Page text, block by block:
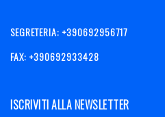
SEGRETERIA: +390692956717
FAX: +390692933428
ISCRIVITI ALLA NEWSLETTER